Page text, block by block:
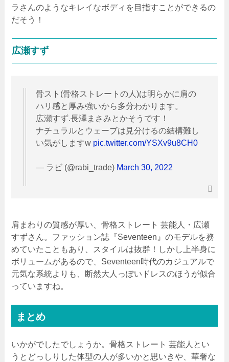
ラさんのようなキレイなボディを目指すことができるの
だそう！
広瀬すず
骨スト(骨格ストレートの人)は明らかに肩の
ハリ感と厚み強いから多分わかります。
広瀬すず.長澤まさみとかそうです！
ナチュラルとウェーブは見分けるの結構難し
い気がしますw pic.twitter.com/YSXv9u8CH0
— ラビ (@rabi_trade) March 30, 2022
肩まわりの質感が厚い、骨格ストレート 芸能人・広瀬
すずさん。ファッション誌『Seventeen 』のモデルを務
めていたこともあり、スタイルは抜群！しかし上半身に
ボリュームがあるので、 Seventeen時代のカジュアルで
元気な系統よりも、断然大人っぽいドレスのほうが似合
っていますね。
まとめ
いかがでしたでしょうか。骨格ストレート 芸能人とい
うとどっしりした体型の人が多いかと思いきや、華奢な